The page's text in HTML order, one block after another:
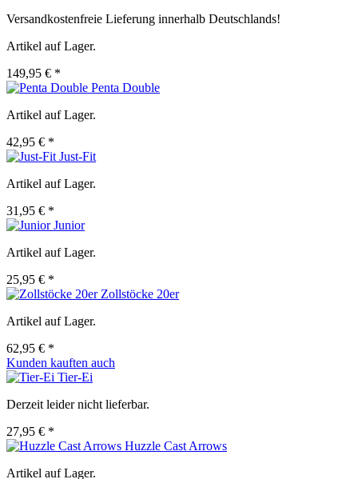
Versandkostenfreie Lieferung innerhalb Deutschlands!
Artikel auf Lager.
149,95 € *
Penta Double
Artikel auf Lager.
42,95 € *
Just-Fit
Artikel auf Lager.
31,95 € *
Junior
Artikel auf Lager.
25,95 € *
Zollstöcke 20er
Artikel auf Lager.
62,95 € *
Kunden kauften auch
Tier-Ei
Derzeit leider nicht lieferbar.
27,95 € *
Huzzle Cast Arrows
Artikel auf Lager.